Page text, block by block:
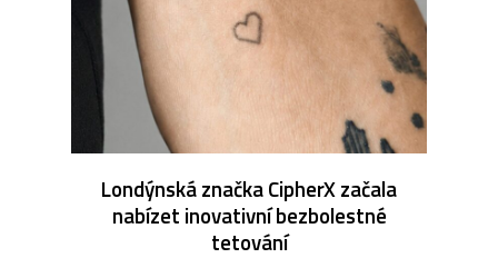
Londýnská značka CipherX začala
nabízet inovativní bezbolestné
tetování